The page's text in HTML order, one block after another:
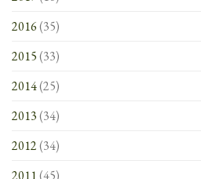
2016(35)
2015(33)
2014(25)
2013(34)
2012(34)
2011 (45)